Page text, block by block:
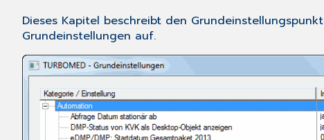
Dieses Kapitel beschreibt den Grundeinstellungspunkt
Grundeinstellungen auf.